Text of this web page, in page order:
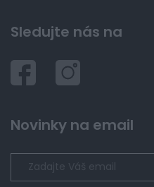
Sledujte nás na
Novinky na email